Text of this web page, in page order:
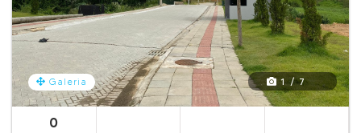
Galeria 1 / 7
0